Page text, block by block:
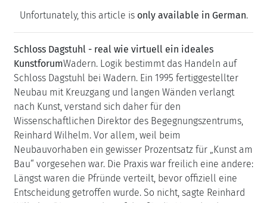
Unfortunately, this article is only available in German.
Schloss Dagstuhl - real wie virtuell ein ideales
KunstforumWadern. Logik bestimmt das Handeln auf
Schloss Dagstuhl bei Wadern. Ein 1995 fertiggestellter
Neubau mit Kreuzgang und langen Wänden verlangt
nach Kunst, verstand sich daher für den
Wissenschaftlichen Direktor des Begegnungszentrums,
Reinhard Wilhelm. Vor allem, weil beim
Neubauvorhaben ein gewisser Prozentsatz für „Kunst am
Bau“ vorgesehen war. Die Praxis war freilich eine andere:
Längst waren die Pfründe verteilt, bevor offiziell eine
Entscheidung getroffen wurde. So nicht, sagte Reinhard